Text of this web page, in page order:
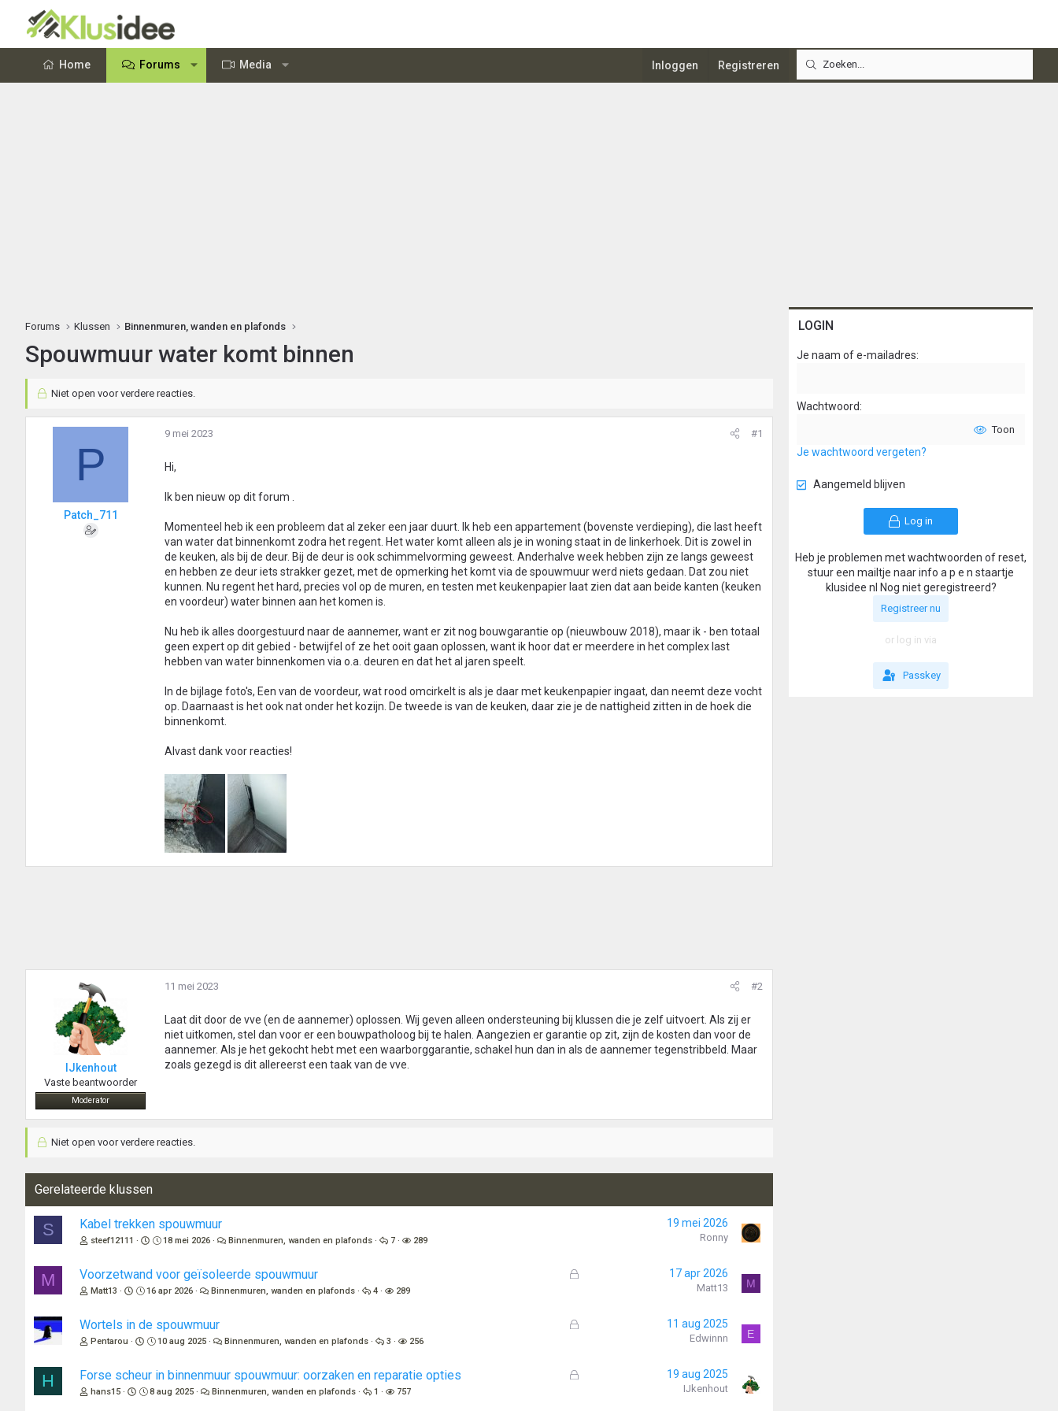
Home Forums Media Inloggen Registreren
Forums Klussen Binnenmuren, wanden en plafonds
Spouwmuur water komt binnen
Niet open voor verdere reacties.
P
Patch_711
9 mei 2023 #1
Hi,
Ik ben nieuw op dit forum .
Momenteel heb ik een probleem dat al zeker een jaar duurt. Ik heb een appartement (bovenste verdieping), die last heeft
van water dat binnenkomt zodra het regent. Het water komt alleen als je in woning staat in de linkerhoek. Dit is zowel in
de keuken, als bij de deur. Bij de deur is ook schimmelvorming geweest. Anderhalve week hebben zijn ze langs geweest
en hebben ze deur iets strakker gezet, met de opmerking het komt via de spouwmuur werd niets gedaan. Dat zou niet
kunnen. Nu regent het hard, precies vol op de muren, en testen met keukenpapier laat zien dat aan beide kanten (keuken
en voordeur) water binnen aan het komen is.
Nu heb ik alles doorgestuurd naar de aannemer, want er zit nog bouwgarantie op (nieuwbouw 2018), maar ik - ben totaal
geen expert op dit gebied - betwijfel of ze het ooit gaan oplossen, want ik hoor dat er meerdere in het complex last
hebben van water binnenkomen via o.a. deuren en dat het al jaren speelt.
In de bijlage foto's, Een van de voordeur, wat rood omcirkelt is als je daar met keukenpapier ingaat, dan neemt deze vocht
op. Daarnaast is het ook nat onder het kozijn. De tweede is van de keuken, daar zie je de nattigheid zitten in de hoek die
binnenkomt.
Alvast dank voor reacties!
IJkenhout
Vaste beantwoorder
Moderator
11 mei 2023 #2
Laat dit door de vve (en de aannemer) oplossen. Wij geven alleen ondersteuning bij klussen die je zelf uitvoert. Als zij er
niet uitkomen, stel dan voor er een bouwpatholoog bij te halen. Aangezien er garantie op zit, zijn de kosten dan voor de
aannemer. Als je het gekocht hebt met een waarborggarantie, schakel hun dan in als de aannemer tegenstribbeld. Maar
zoals gezegd is dit allereerst een taak van de vve.
Niet open voor verdere reacties.
Gerelateerde klussen
S Kabel trekken spouwmuur
steef12111 18 mei 2026 Binnenmuren, wanden en plafonds 7 289
19 mei 2026
Ronny
M
G
o
n
Voorzetwand voor geïsoleerde spouwmuur
Matt13 16 apr 2026 Binnenmuren, wanden en plafonds 4 289
17 apr 2026
Matt13 M
G
o
Wortels in de spouwmuur
Pentarou 10 aug 2025 Binnenmuren, wanden en plafonds 3 256
11 aug 2025
Edwinnn E
H
G
Forse scheur in binnenmuur spouwmuur: oorzaken en reparatie opties
hans15 8 aug 2025 Binnenmuren, wanden en plafonds 1 757
19 aug 2025
IJkenhout
LOGIN
Je naam of e-mailadres
Wachtwoord
Toon
Je wachtwoord vergeten?
Aangemeld blijven
Log in
Heb je problemen met wachtwoorden of reset,
stuur een mailtje naar info a p e n staartje
klusidee nl Nog niet geregistreerd?
Registreer nu
or log in via
Passkey